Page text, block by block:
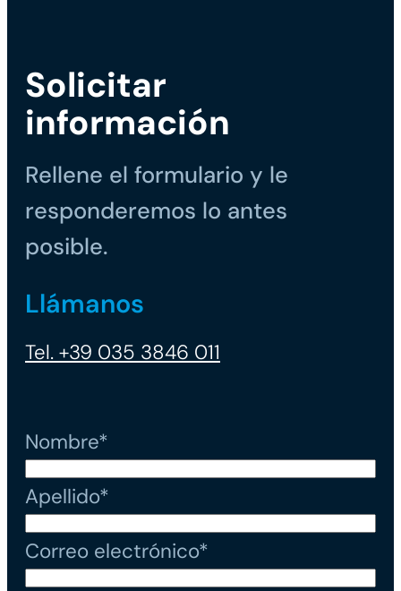
Solicitar
información
Rellene el formulario y le
responderemos lo antes
posible.
Llámanos
Tel. +39 035 3846 011
Nombre*
Apellido*
Correo electrónico*